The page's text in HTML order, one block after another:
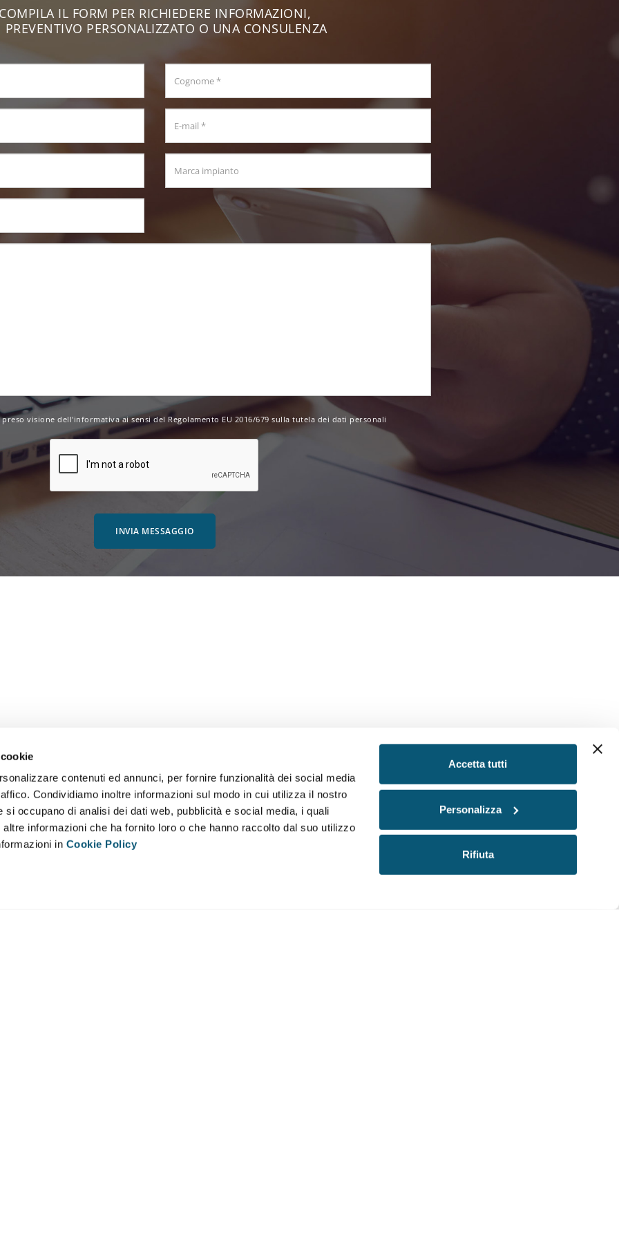
contenuti ed annunci, per fornire funzionalità dei social media
Condividiamo inoltre informazioni sul modo in cui utilizza il nostro
si occupano di analisi dei dati web, pubblicità e social media, i quali
informazioni che ha fornito loro o che hanno raccolto dal suo utilizzo
in Cookie Policy
Accetta tutti
Personalizza
Rifiuta
IL FORM PER RICHIEDERE INFORMAZIONI,
PREVENTIVO PERSONALIZZATO O UNA CONSULENZA
visione dell'informativaai sensi del Regolamento EU 2016/679 sulla tutela dei dati personali
INVIA MESSAGGIO